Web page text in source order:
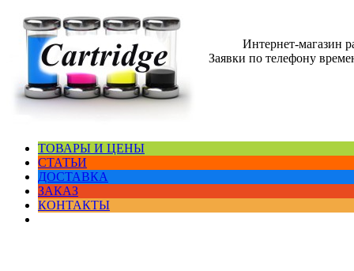
Интернет-магазин
Заявки по телефону
ТОВАРЫ И ЦЕНЫ
СТАТЬИ
ДОСТАВКА
ЗАКАЗ
КОНТАКТЫ